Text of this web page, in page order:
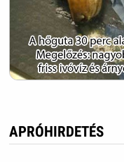
APRÓHIRDETÉS